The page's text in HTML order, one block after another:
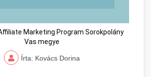
Marketing Program Sorokpolány
Vas megye
Írta: Kovács Dorina